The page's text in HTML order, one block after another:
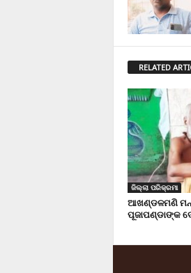
RELATED
ଜିଲ୍ଲା ପରିକ୍ରମା
ଆଖଣ୍ଡଳମଣି
ପୂଜାପଣ୍ଡାଙ୍କ